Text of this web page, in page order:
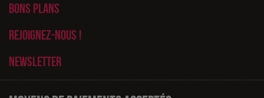
Bons plans
Rejoignez-nous !
Newsletter